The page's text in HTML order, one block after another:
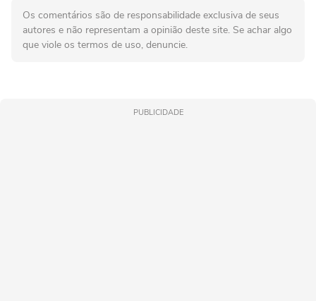
Os comentários são de responsabilidade exclusiva de seus
autores e não representam a opinião deste site. Se achar algo
que viole os termos de uso, denuncie.
PUBLICIDADE